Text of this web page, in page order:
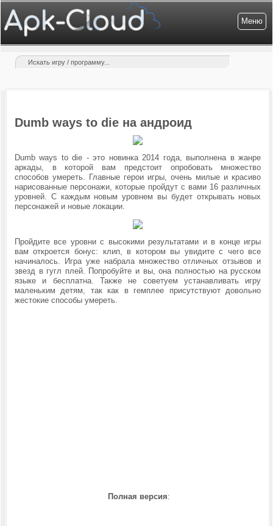
Меню
Dumb ways to die на андроид
Dumb ways to die - это новинка 2014 года, выполнена в жанре
аркады, в которой вам предстоит опробовать множество
способов умереть. Главные герои игры, очень милые и красиво
нарисованные персонажи, которые пройдут с вами 16 различных
уровней. С каждым новым уровнем вы будет открывать новых
персонажей и новые локации.
Пройдите все уровни с высокими результатами и в конце игры
вам откроется бонус: клип, в котором вы увидите с чего все
начиналось. Игра уже набрала множество отличных отзывов и
звезд в гугл плей. Попробуйте и вы, она полностью на русском
языке и бесплатна. Также не советуем устанавливать игру
маленьким детям, так как в гемплее присутствуют довольно
жестокие способы умереть.
Полная версия: